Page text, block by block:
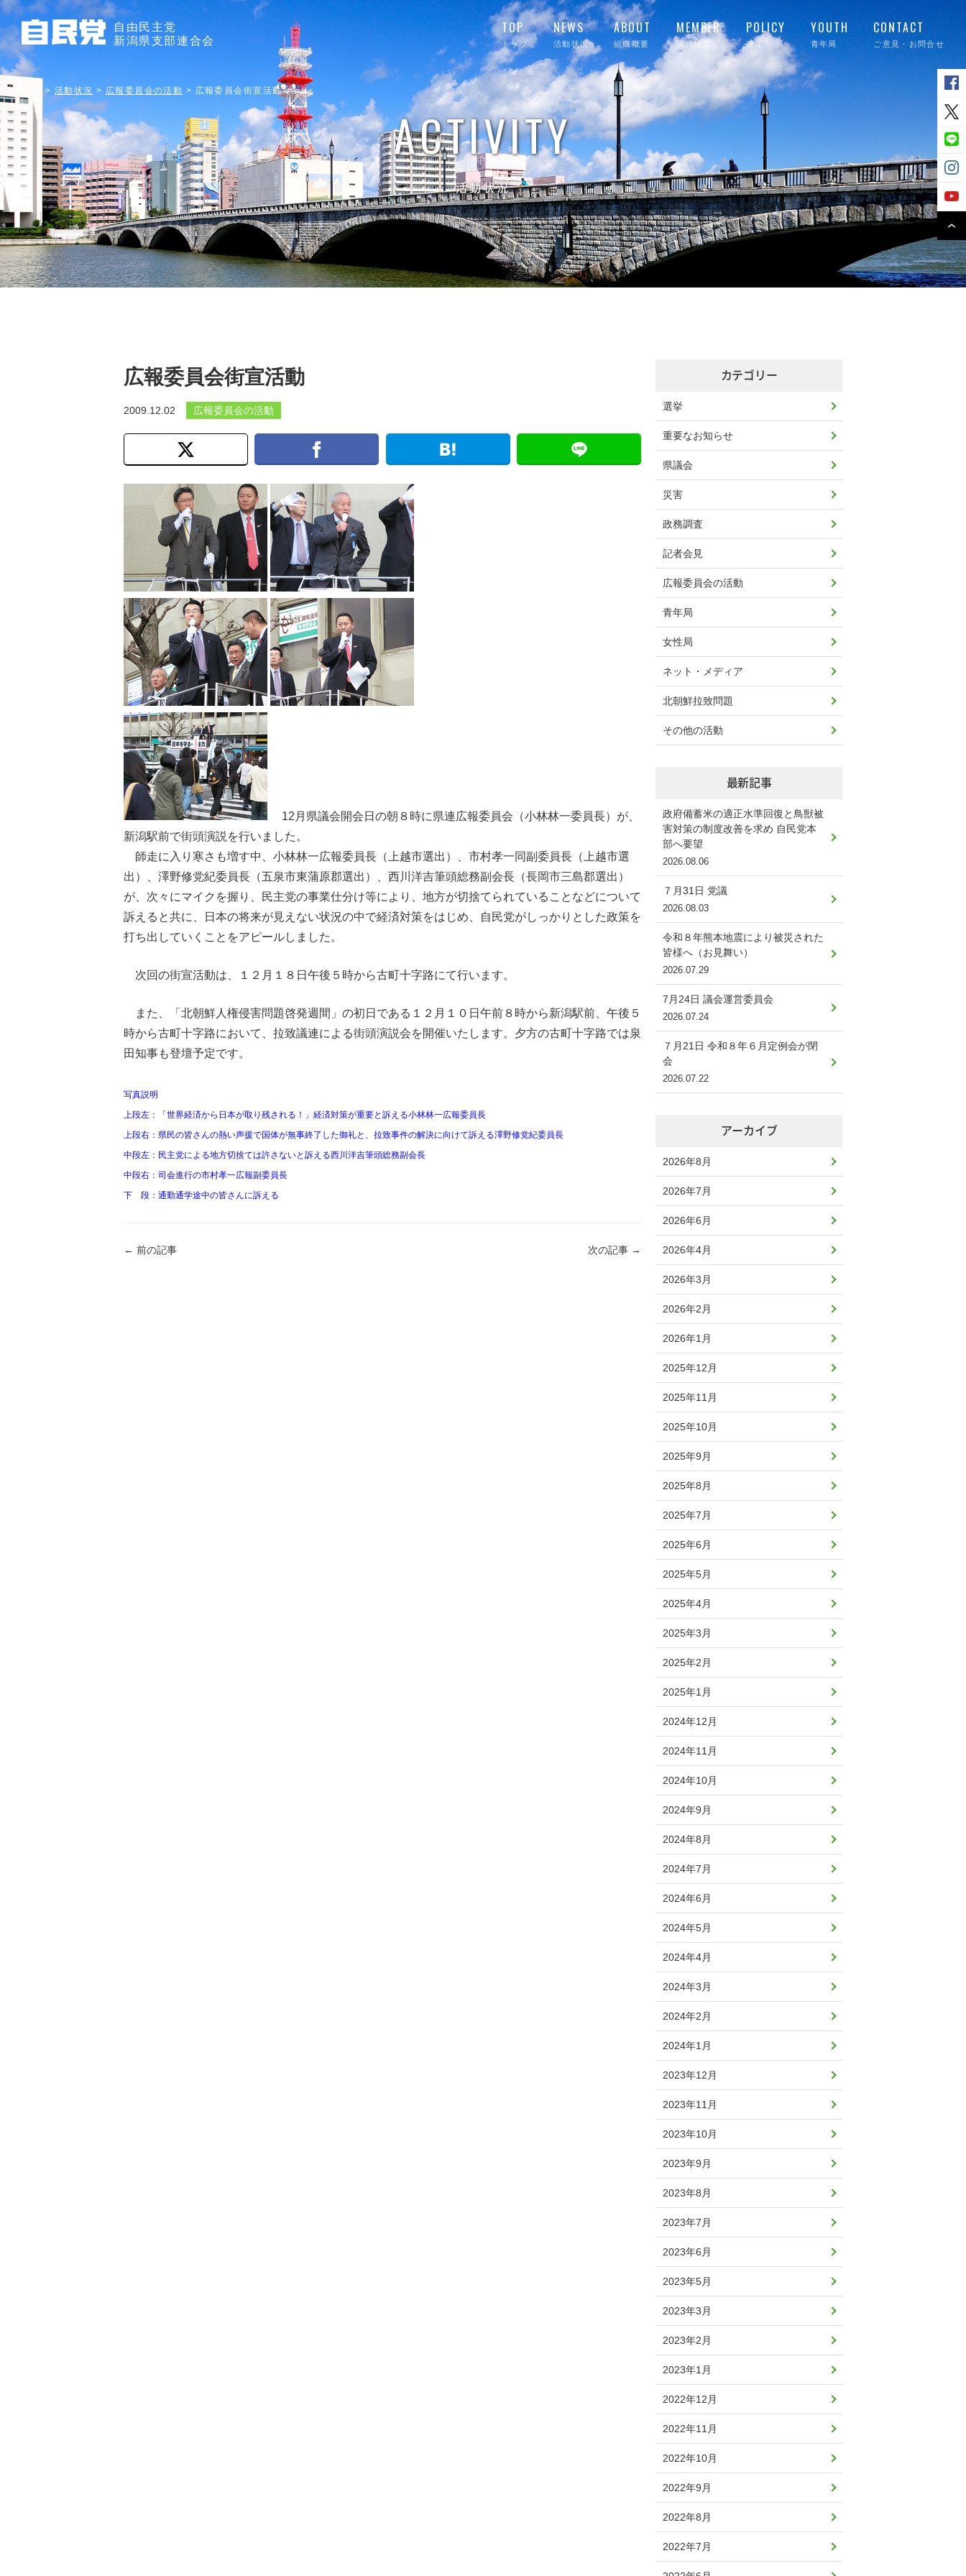
自由民主党
新潟県支部連合会
TOP
トップ
NEWS
活動状況
ABOUT
組織概要
MEMBER
議員紹介
POLICY
政策
YOUTH
青年局
CONTACT
ご意見・お問合せ
> 活動状況 > 広報委員会の活動 > 広報委員会街宣活動
ACTIVITY
活動状況
広報委員会街宣活動
2009.12.02 広報委員会の活動
12月県議会開会日の朝８時に県連広報委員会（小林林一委員長）が、
新潟駅前で街頭演説を行いました。
師走に入り寒さも増す中、小林林一広報委員長（上越市選出）、市村孝一同副委員長（上越市選
出）、澤野修党紀委員長（五泉市東蒲原郡選出）、西川洋吉筆頭総務副会長（長岡市三島郡選出）
が、次々にマイクを握り、民主党の事業仕分け等により、地方が切捨てられていることなどについて
訴えると共に、日本の将来が見えない状況の中で経済対策をはじめ、自民党がしっかりとした政策を
打ち出していくことをアピールしました。
次回の街宣活動は、１２月１８日午後５時から古町十字路にて行います。
また、「北朝鮮人権侵害問題啓発週間」の初日である１２月１０日午前８時から新潟駅前、午後５
時から古町十字路において、拉致議連による街頭演説会を開催いたします。夕方の古町十字路では泉
田知事も登壇予定です。
写真説明
上段左：「世界経済から日本が取り残される！」経済対策が重要と訴える小林林一広報委員長
上段右：県民の皆さんの熱い声援で国体が無事終了した御礼と、拉致事件の解決に向けて訴える澤野修党紀委員長
中段左：民主党による地方切捨ては許さないと訴える西川洋吉筆頭総務副会長
中段右：司会進行の市村孝一広報副委員長
下 段：通勤通学途中の皆さんに訴える
← 前の記事 次の記事 →
カテゴリー
選挙
重要なお知らせ
県議会
災害
政務調査
記者会見
広報委員会の活動
青年局
女性局
ネット・メディア
北朝鮮拉致問題
その他の活動
最新記事
政府備蓄米の適正水準回復と鳥獣被
害対策の制度改善を求め 自民党本
部へ要望
2026.08.06
７月31日 党議
2026.08.03
令和８年熊本地震により被災された
皆様へ（お見舞い）
2026.07.29
7月24日 議会運営委員会
2026.07.24
７月21日 令和８年６月定例会が閉
会
2026.07.22
アーカイブ
2026年8月
2026年7月
2026年6月
2026年4月
2026年3月
2026年2月
2026年1月
2025年12月
2025年11月
2025年10月
2025年9月
2025年8月
2025年7月
2025年6月
2025年5月
2025年4月
2025年3月
2025年2月
2025年1月
2024年12月
2024年11月
2024年10月
2024年9月
2024年8月
2024年7月
2024年6月
2024年5月
2024年4月
2024年3月
2024年2月
2024年1月
2023年12月
2023年11月
2023年10月
2023年9月
2023年8月
2023年7月
2023年6月
2023年5月
2023年3月
2023年2月
2023年1月
2022年12月
2022年11月
2022年10月
2022年9月
2022年8月
2022年7月